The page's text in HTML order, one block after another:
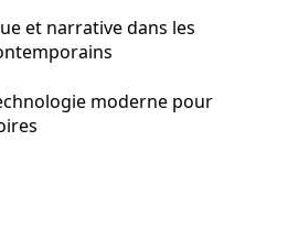
et narrative dans les
moderne pour